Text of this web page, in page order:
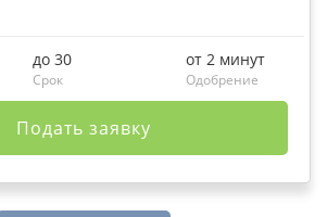
до 30
Срок
от 2 минут
Одобрение
Подать заявку